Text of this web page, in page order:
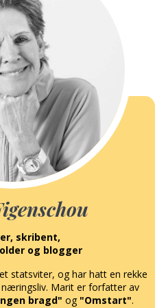
skribent,
og blogger
statsviter, og har hatt en rekke
Marit er forfatter av
bragd" og "Omstart".